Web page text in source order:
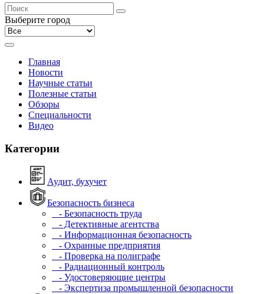
Выберите город
Главная
Новости
Научные статьи
Полезные статьи
Обзоры
Специальности
Видео
Категории
Аудит, бухучет
Безопасность бизнеса
- Безопасность труда
- Детективные агентства
- Информационная безопасность
- Охранные предприятия
- Проверка на полиграфе
- Радиационный контроль
- Удостоверяющие центры
- Экспертиза промышленной безопасности